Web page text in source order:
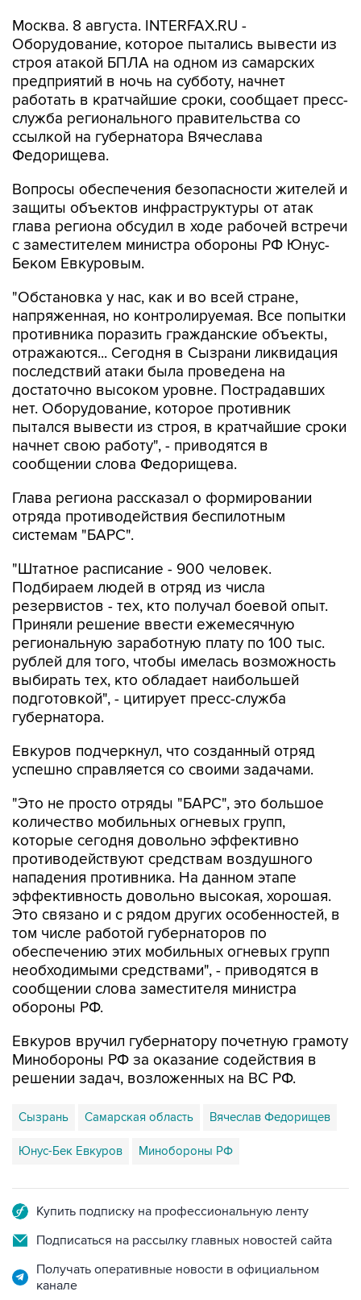
Москва. 8 августа. INTERFAX.RU -
Оборудование, которое пытались вывести из
строя атакой БПЛА на одном из самарских
предприятий в ночь на субботу, начнет
работать в кратчайшие сроки, сообщает пресс-
служба регионального правительства со
ссылкой на губернатора Вячеслава
Федорищева.
Вопросы обеспечения безопасности жителей и
защиты объектов инфраструктуры от атак
глава региона обсудил в ходе рабочей встречи
с заместителем министра обороны РФ Юнус-
Беком Евкуровым.
"Обстановка у нас, как и во всей стране,
напряженная, но контролируемая. Все попытки
противника поразить гражданские объекты,
отражаются... Сегодня в Сызрани ликвидация
последствий атаки была проведена на
достаточно высоком уровне. Пострадавших
нет. Оборудование, которое противник
пытался вывести из строя, в кратчайшие сроки
начнет свою работу", - приводятся в
сообщении слова Федорищева.
Глава региона рассказал о формировании
отряда противодействия беспилотным
системам "БАРС".
"Штатное расписание - 900 человек.
Подбираем людей в отряд из числа
резервистов - тех, кто получал боевой опыт.
Приняли решение ввести ежемесячную
региональную заработную плату по 100 тыс.
рублей для того, чтобы имелась возможность
выбирать тех, кто обладает наибольшей
подготовкой", - цитирует пресс-служба
губернатора.
Евкуров подчеркнул, что созданный отряд
успешно справляется со своими задачами.
"Это не просто отряды "БАРС", это большое
количество мобильных огневых групп,
которые сегодня довольно эффективно
противодействуют средствам воздушного
нападения противника. На данном этапе
эффективность довольно высокая, хорошая.
Это связано и с рядом других особенностей, в
том числе работой губернаторов по
обеспечению этих мобильных огневых групп
необходимыми средствами", - приводятся в
сообщении слова заместителя министра
обороны РФ.
Евкуров вручил губернатору почетную грамоту
Минобороны РФ за оказание содействия в
решении задач, возложенных на ВС РФ.
Сызрань Самарская область Вячеслав Федорищев
Юнус-Бек Евкуров Минобороны РФ
Купить подписку на профессиональную ленту
Подписаться на рассылку главных новостей сайта
Получать оперативные новости в официальном
канале